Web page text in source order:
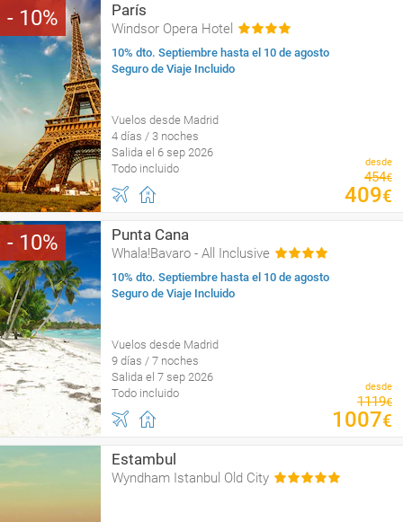
10 París
Windsor Opera Hotel
10% dto. Septiembre hasta el 10 de agosto
Seguro de Viaje Incluido
Vuelos desde Madrid
4 días / 3 noches
Salida el 6 sep 2026
Todo incluido
desde
454€
409€
10 Punta Cana
Whala!Bavaro - All Inclusive
10% dto. Septiembre hasta el 10 de agosto
Seguro de Viaje Incluido
Vuelos desde Madrid
9 días / 7 noches
Salida el 7 sep 2026
Todo incluido
desde
1119€
1007€
Estambul
Wyndham Istanbul Old City